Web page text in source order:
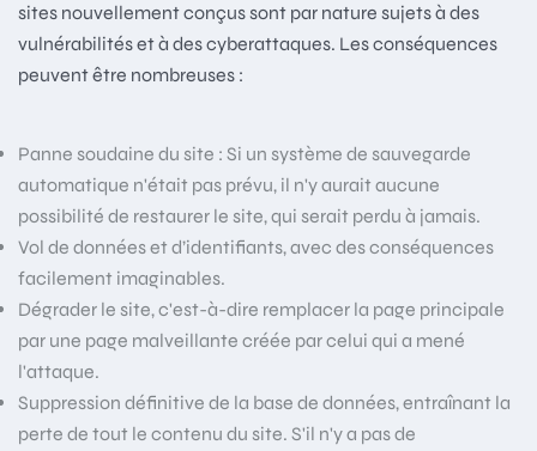
sites nouvellement conçus sont par nature sujets à des
vulnérabilités et à des cyberattaques. Les conséquences
peuvent être nombreuses :
Panne soudaine du site : Si un système de sauvegarde
automatique n'était pas prévu, il n'y aurait aucune
possibilité de restaurer le site, qui serait perdu à jamais.
Vol de données et d’identifiants, avec des conséquences
facilement imaginables.
Dégrader le site, c'est-à-dire remplacer la page principale
par une page malveillante créée par celui qui a mené
l'attaque.
Suppression définitive de la base de données, entraînant la
perte de tout le contenu du site. S'il n'y a pas de